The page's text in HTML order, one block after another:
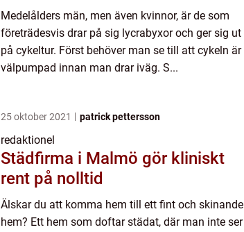
Medelålders män, men även kvinnor, är de som
företrädesvis drar på sig lycrabyxor och ger sig ut
på cykeltur. Först behöver man se till att cykeln är
välpumpad innan man drar iväg. S...
25 oktober 2021 patrick pettersson
redaktionel
Städfirma i Malmö gör kliniskt
rent på nolltid
Älskar du att komma hem till ett fint och skinande
hem? Ett hem som doftar städat, där man inte ser